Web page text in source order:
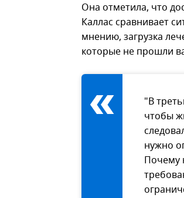
Она отметила, что
Каллас сравнивает
мнению, загрузка
которые не прошли
"В
чтобы
нужно
Почему